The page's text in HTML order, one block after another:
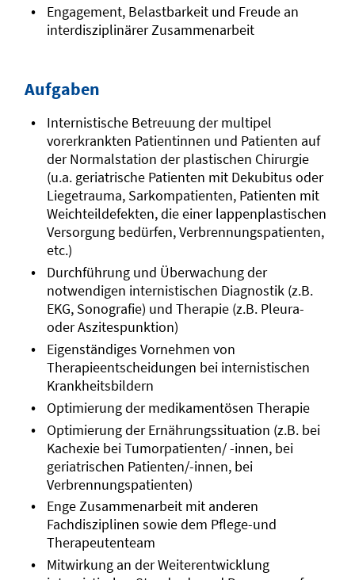
Engagement, Belastbarkeit und Freude an
interdisziplinärer Zusammenarbeit
Aufgaben
Internistische Betreuung der multipel
vorerkrankten Patientinnen und Patienten auf
der Normalstation der plastischen Chirurgie
(u.a. geriatrische Patienten mit Dekubitus oder
Liegetrauma, Sarkompatienten, Patienten mit
Weichteildefekten, die einer lappenplastischen
Versorgung bedürfen, Verbrennungspatienten,
etc.)
Durchführung und Überwachung der
notwendigen internistischen Diagnostik (z.B.
EKG, Sonografie) und Therapie (z.B. Pleura-
oder Aszitespunktion)
Eigenständiges Vornehmen von
Therapieentscheidungen bei internistischen
Krankheitsbildern
Optimierung der medikamentösen Therapie
Optimierung der Ernährungssituation (z.B. bei
Kachexie bei Tumorpatienten/ -innen, bei
geriatrischen Patienten/-innen, bei
Verbrennungspatienten)
Enge Zusammenarbeit mit anderen
Fachdisziplinen sowie dem Pflege-und
Therapeutenteam
Mitwirkung an der Weiterentwicklung